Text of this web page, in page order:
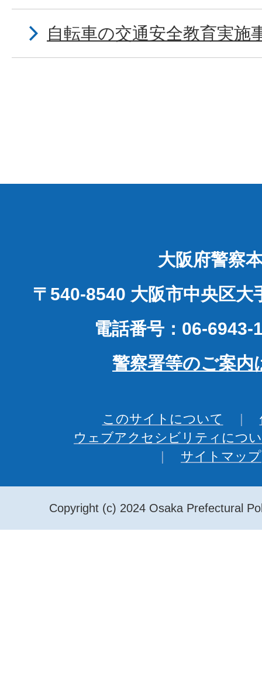
自転車の交通安全教育実施
大阪府警察
〒540-8540 大阪市中央区大
電話番号：06-6943-
警察署等のご案内
このサイトについて
ウェブアクセシビリティにつ
サイトマップ
Copyright (c) 2024 Osaka Prefectural